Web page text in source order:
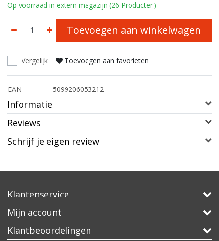
Op voorraad in extern magazijn (26 Producten)
Toevoegen aan winkelwagen
Vergelijk Toevoegen aan favorieten
EAN 5099206053212
Informatie
Reviews
Schrijf je eigen review
Klantenservice
Mijn account
Klantbeoordelingen